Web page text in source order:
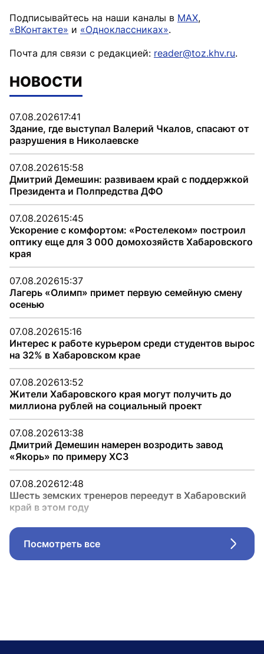
Подписывайтесь на наши каналы в MAX,
«ВКонтакте» и «Одноклассниках».
Почта для связи с редакцией: reader@toz.khv.ru.
НОВОСТИ
07.08.202617:41
Здание, где выступал Валерий Чкалов, спасают от
разрушения в Николаевске
07.08.202615:58
Дмитрий Демешин: развиваем край с поддержкой
Президента и Полпредства ДФО
07.08.202615:45
Ускорение с комфортом: «Ростелеком» построил
оптику еще для 3 000 домохозяйств Хабаровского
края
07.08.202615:37
Лагерь «Олимп» примет первую семейную смену
осенью
07.08.202615:16
Интерес к работе курьером среди студентов вырос
на 32% в Хабаровском крае
07.08.202613:52
Жители Хабаровского края могут получить до
миллиона рублей на социальный проект
07.08.202613:38
Дмитрий Демешин намерен возродить завод
«Якорь» по примеру ХСЗ
07.08.202612:48
Шесть земских тренеров переедут в Хабаровский
край в этом году
Посмотреть все